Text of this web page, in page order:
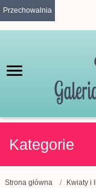
Przechowalnia
Kategorie
Strona główna Kwiaty i